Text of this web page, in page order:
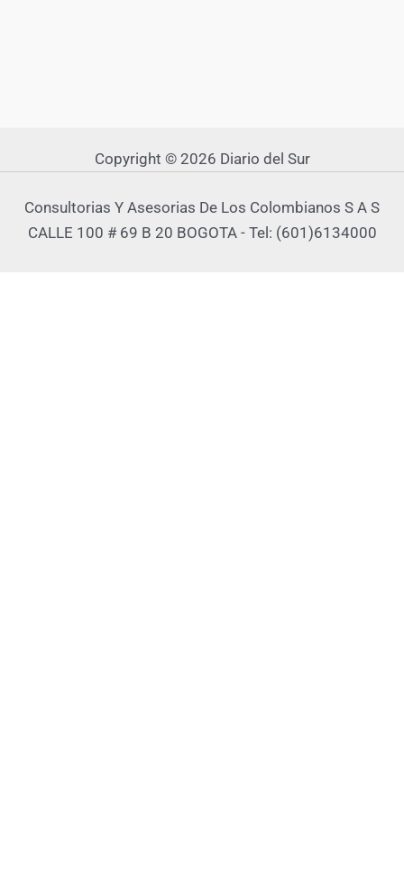
Copyright © 2026 Diario del Sur
Consultorias Y Asesorias De Los Colombianos S A S
CALLE 100 # 69 B 20 BOGOTA - Tel: (601)6134000